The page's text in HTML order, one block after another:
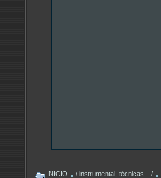
INICIO / instrumental, técnicas .../